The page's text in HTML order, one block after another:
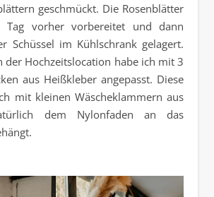
geschmückt. Die Rosenblätter
Tag vorher vorbereitet und dann
Schüssel im Kühlschrank gelagert.
der Hochzeitslocation habe ich mit 3
aus Heißkleber angepasst. Diese
mit kleinen Wäscheklammern aus
dem Nylonfaden an das